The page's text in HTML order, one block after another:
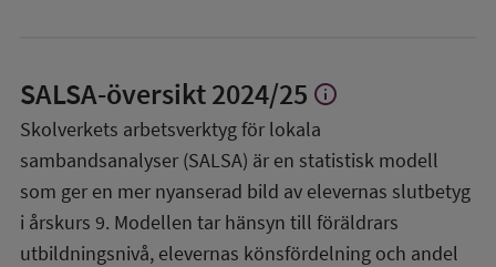
SALSA-översikt2024/25 Visa
om
SALSA-
översikt
info
Skolverkets arbetsverktyg för lokala
sambandsanalyser (SALSA) är en statistisk modell
som ger en mer nyanserad bild av elevernas slutbetyg
i årskurs 9. Modellen tar hänsyn till föräldrars
utbildningsnivå, elevernas könsfördelning och andel